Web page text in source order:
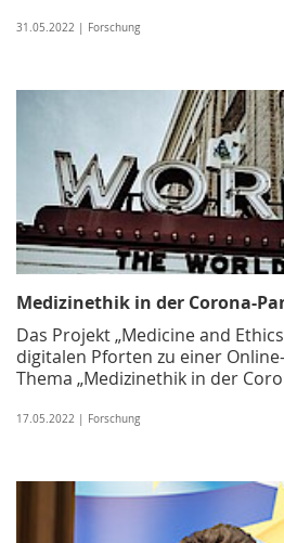
31.05.2022 | Forschung
Medizinethik in der Corona-
Das Projekt „Medicine and
digitalen Pforten zu einer
Thema „Medizinethik in der
17.05.2022 | Forschung